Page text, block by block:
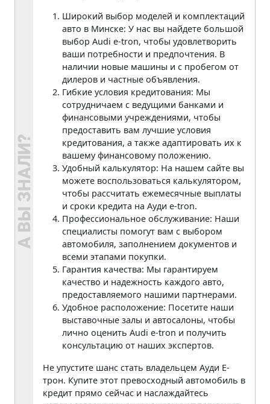
Широкий выбор моделей и комплектаций
авто в Минске: У нас вы найдете большой
выбор Audi e-tron, чтобы удовлетворить
ваши потребности и предпочтения. В
наличии новые машины и с пробегом от
дилеров и частные объявления.
Гибкие условия кредитования: Мы
сотрудничаем с ведущими банками и
финансовыми учреждениями, чтобы
предоставить вам лучшие условия
кредитования, а также адаптировать их к
вашему финансовому положению.
Удобный калькулятор: На нашем сайте вы
можете воспользоваться калькулятором,
чтобы рассчитать ежемесячные выплаты
и сроки кредита на Ауди e-tron.
Профессиональное обслуживание: Наши
специалисты помогут вам с выбором
автомобиля, заполнением документов и
всеми этапами покупки.
Гарантия качества: Мы гарантируем
качество и надежность каждого авто,
предоставляемого нашими партнерами.
Удобное расположение: Посетите наши
выставочные залы и автосалоны, чтобы
лично оценить Audi e-tron и получить
консультацию от наших экспертов.
Не упустите шанс стать владельцем Ауди Е-
трон. Купите этот превосходный автомобиль в
кредит прямо сейчас и наслаждайтесь